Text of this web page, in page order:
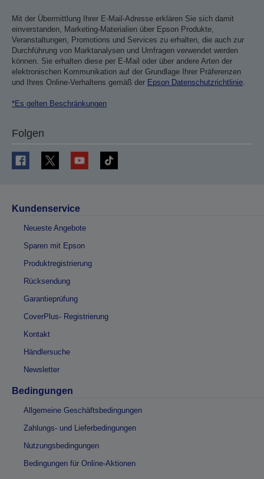
Mit der Übermittlung Ihrer E-Mail-Adresse erklären Sie sich damit
einverstanden, Marketing-Materialien über Epson Produkte,
Veranstaltungen, Promotions und Services zu erhalten, die auch zur
Durchführung von Marktanalysen und Umfragen verwendet werden
können. Sie erhalten diese per E-Mail oder über andere Arten der
elektronischen Kommunikation auf der Grundlage Ihrer Präferenzen
und Ihres Online-Verhaltens gemäß der Epson Datenschutzrichtlinie.
*Es gelten Beschränkungen
Folgen
Kundenservice
Neueste Angebote
Sparen mit Epson
Produktregistrierung
Rücksendung
Garantieprüfung
CoverPlus- Registrierung
Kontakt
Händlersuche
Newsletter
Bedingungen
Allgemeine Geschäftsbedingungen
Zahlungs- und Lieferbedingungen
Nutzungsbedingungen
Bedingungen für Online-Aktionen